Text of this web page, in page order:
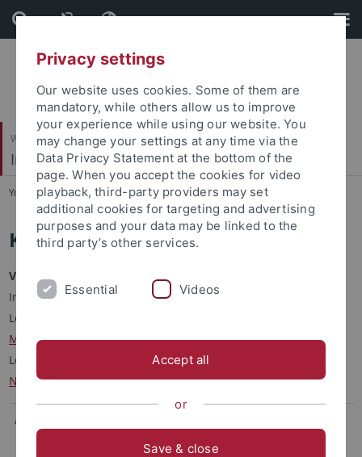
Skip
to
content
Skip
to
footer
Wirtschafts- und Sozialwissenschaftliche Fakultät
Institut für Soziologie
You are here: Startseite ... Personen
Karolin Mattes
Verwaltungsangestellte
Institutssekretariat Soziologie
Lehrstuhlsekretariat Geschlechtersoziologie, Prof. Dr.
Müller
Lehrstuhlsekretariat Migration und Diversität, Prof. Dr.
Nieswand
Adresse:
Privacy settings
Our website uses cookies. Some of them are
mandatory, while others allow us to improve
your experience while using our website. You
may change your settings at any time via the
Data Privacy Statement at the bottom of the
page. When you accept the cookies for video
playback, third-party providers may set
additional cookies for targeting and advertising
purposes and your data may be linked to the
third party’s other services.
Essential Videos
Accept all
or
Save & close